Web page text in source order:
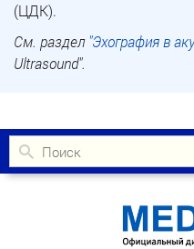
(ЦДК).
См. раздел"Эхография в
Ultrasound".